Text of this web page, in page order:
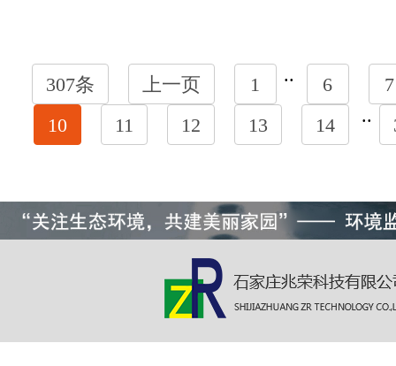
307条 上一页 1 .. 6
7
10
11 12 13 14 ..